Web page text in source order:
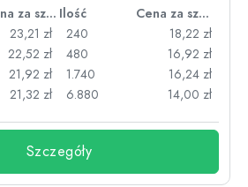
Cena za sztukę Ilość
Cena za sztukę
23,21 zł
22,52 zł
21,92 zł
21,32 zł
240
18,22 zł
480
16,92 zł
1.740
16,24 zł
6.880
14,00 zł
Szczegóły